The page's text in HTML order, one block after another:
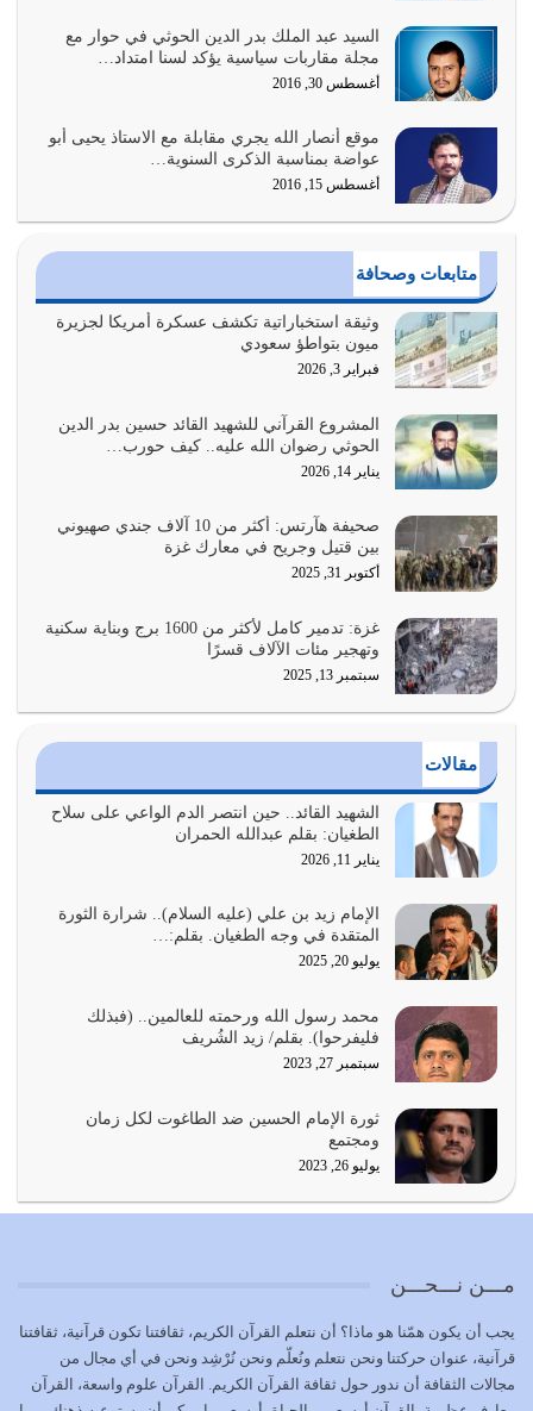
أولياء الشيطان كلما كانوا أكثر ولاءً وطاعة للشيطان كلما كانوا
أكثر ضعفاً
يوليو 30, 2026
وعد الله تعالى من يُقتل في سبيله بالحياة الأبدية والرزق
والاستبشار والنجاة والخلود في…
يوليو 29, 2026
القرآن الكريم هو أهم مصدر لمعرفة رسول الله معرفة سيرته
معرفة شخصيته معرفة عظمته
يوليو 28, 2026
هل نحن من الصالحين؟ قيِّم نفسك هنا اترك القرآن على أصله
وأعرض نفسك، وأعرض ما لديك على…
يوليو 27, 2026
عندما يكون عدوك هو عدو الله معناه أن تكون نقاط الضعف
فيه كثيرة وسينصرك الله عليه إذا…
يوليو 26, 2026
أراد الله لهذه الأمة ان تكون خير امة أخرجت للناس بالنهوض
بالأمر بالمعروف والنهي عن…
يوليو 25, 2026
الدين الذي شرعه الله لا يجوز أن يخضع لآرائنا وأهوائنا
أي أمة تتفرق في الدين وتتفرق في كيانها معناه أنها أصبحت
أمة عاجزة عن النهوض…
يوليو 23, 2026
بحبل الله جميعاً وليس كل…
يوليو 22, 2026
يشاء ويذل من يشاء
يوليو 21, 2026
كل زمان…
يوليو 19, 2026
الوظيفة عبارة عن مسؤولية يجب النهوض بها كما ينبغي لكي
وَالْمُنْفِقِينَ…
يوليو 17, 2026
السيد عبد الملك بدر الدين الحوثي في حوار مع
مجلة مقاربات سياسية يؤكد لسنا امتداد…
أغسطس 30, 2016
موقع أنصار الله يجري مقابلة مع الاستاذ يحيى أبو
عواضة بمناسبة الذكرى السنوية…
أغسطس 15, 2016
متابعات وصحافة
وثيقة استخباراتية تكشف عسكرة أمريكا لجزيرة
ميون بتواطؤ سعودي
فبراير 3, 2026
المشروع القرآني للشهيد القائد حسين بدر الدين
الحوثي رضوان الله عليه.. كيف حورب…
يناير 14, 2026
صحيفة هآرتس: أكثر من 10 آلاف جندي صهيوني
بين قتيل وجريح في معارك غزة
أكتوبر 31, 2025
غزة: تدمير كامل لأكثر من 1600 برج وبناية سكنية
وتهجير مئات الآلاف قسرًا
سبتمبر 13, 2025
مقالات
الشهيد القائد.. حين انتصر الدم الواعي على سلاح
الطغيان: بقلم عبدالله الحمران
يناير 11, 2026
الإمام زيد بن علي (عليه السلام).. شرارة الثورة
المتقدة في وجه الطغيان. بقلم:…
يوليو 20, 2025
محمد رسول الله ورحمته للعالمين.. (فبذلك
فليفرحوا). بقلم/ زيد الشُريف
سبتمبر 27, 2023
ثورة الإمام الحسين ضد الطاغوت لكل زمان
ومجتمع
يوليو 26, 2023
مـــن نـــحـــن
يجب أن يكون همّنا هو ماذا؟ أن نتعلم القرآن الكريم، ثقافتنا تكون قرآنية، ثقافتنا
قرآنية، عنوان حركتنا ونحن نتعلم ونُعلّم ونحن نُرْشِد ونحن في أي مجال من
مجالات الثقافة أن ندور حول ثقافة القرآن الكريم. القرآن علوم واسعة، القرآن